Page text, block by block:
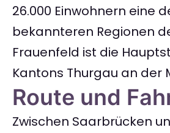
26.000 Einwohnern eine
bekannteren Regionen
Frauenfeld ist die
Kantons Thurgau an der
Route und
Zwischen Saarbrücken